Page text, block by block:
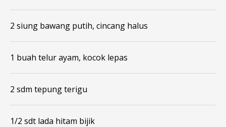
2 siung bawang putih, cincang halus
1 buah telur ayam, kocok lepas
2 sdm tepung terigu
1/2 sdt lada hitam bijik